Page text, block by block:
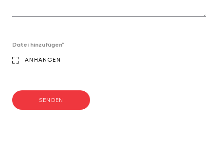
Datei hinzufügen*
ANHÄNGEN